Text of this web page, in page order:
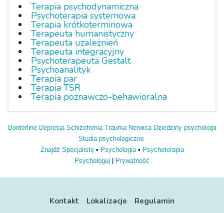
Terapia psychodynamiczna
Psychoterapia systemowa
Terapia krótkoterminowa
Terapeuta humanistyczny
Terapeuta uzależnień
Terapeuta integracyjny
Psychoterapeuta Gestalt
Psychoanalityk
Terapia par
Terapia TSR
Terapia poznawczo-behawioralna
Borderline Depresja Schizofrenia Trauma Nerwica Dziedziny psychologii
Studia psychologiczne
Znajdź Specjalistę• Psychologia• Psychoterapia
Psychologuj
Prywatność
Kontakt Lokalizacje Regulamin